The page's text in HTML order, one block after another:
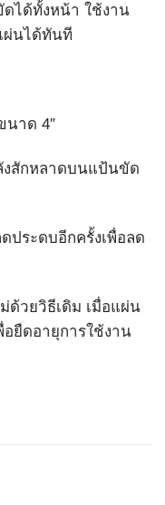
ดได้ทั้งหน้า ใช้งาน
ผ่นได้ทันที
นาด 4″
งสักหลาดบนแป้นขัด
ประดบอีกครั้งเพื่อลด
ด้วยวิธีเดิม เมื่อแผ่น
ยืดอายุการใช้งาน